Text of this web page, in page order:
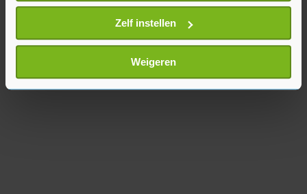
locatie, die tot een paar meter nauwkeurig kan zijn
Uw apparaat identificeren door het actief te
scannen op specifieke eigenschappen (fingerprinting)
Lees meer over hoe uw persoonlijke gegevens worden
verwerkt en stel uw voorkeuren in het
U kunt uw toestemming op elk moment wijzigen of
Zelf instellen
Weigeren